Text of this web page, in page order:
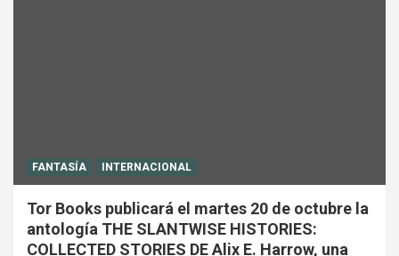
FANTASÍA INTERNACIONAL
Tor Books publicará el martes 20 de octubre la
antología THE SLANTWISE HISTORIES:
COLLECTED STORIES DE Alix E. Harrow, una